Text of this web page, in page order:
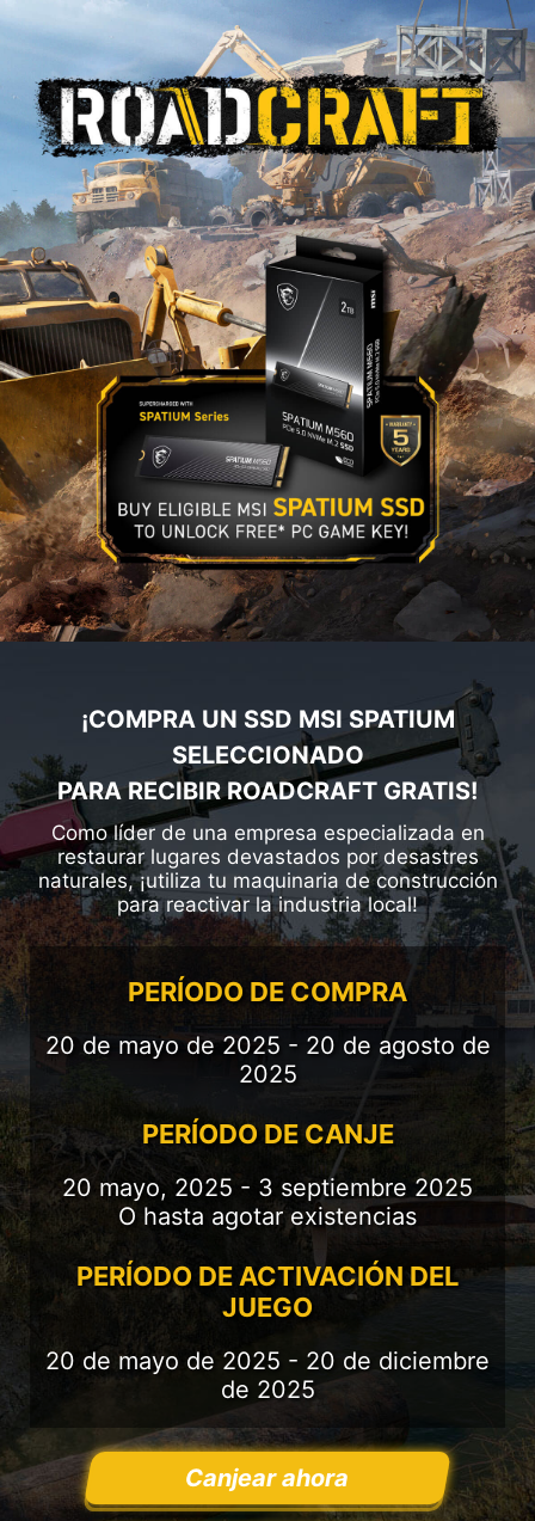
¡COMPRA UN SSD MSI SPATIUM
SELECCIONADO
PARA RECIBIR ROADCRAFT GRATIS!
Como líder de una empresa especializada en
restaurar lugares devastados por desastres
naturales, ¡utiliza tu maquinaria de construcción
para reactivar la industria local!
PERÍODO DE COMPRA
20 de mayo de 2025 - 20 de agosto de
2025
PERÍODO DE CANJE
20 mayo, 2025 - 3 septiembre 2025
O hasta agotar existencias
PERÍODO DE ACTIVACIÓN DEL
JUEGO
20 de mayo de 2025 - 20 de diciembre
de 2025
Canjear ahora